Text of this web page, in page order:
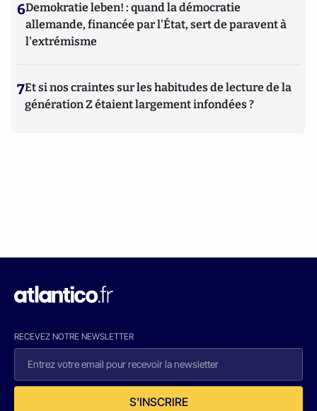
6Demokratie leben! : quand la démocratie
allemande, financée par l'État, sert de paravent à
l'extrémisme
7Et si nos craintes sur les habitudes de lecture de la
génération Z étaient largement infondées ?
RECEVEZ NOTRE NEWSLETTER
S'INSCRIRE